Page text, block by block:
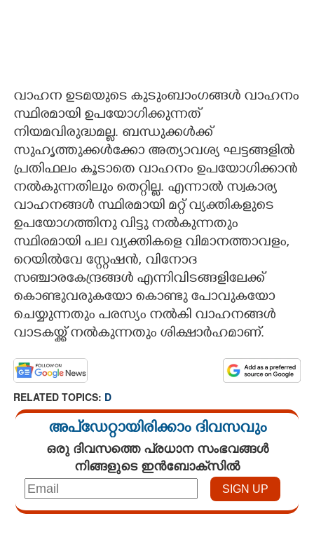
വാഹന ഉടമയുടെ കുടുംബാംഗങ്ങൾ വാഹനം
സ്ഥിരമായി ഉപയോഗിക്കുന്നത്
നിയമവിരുദ്ധമല്ല. ബന്ധുക്കൾക്ക്
സുഹൃത്തുക്കൾക്കോ അത്യാവശ്യ ഘട്ടങ്ങളിൽ
പ്രതിഫലം കൂടാതെ വാഹനം ഉപയോഗിക്കാൻ
നൽകുന്നതിലും തെറ്റില്ല. എന്നാൽ സ്വകാര്യ
വാഹനങ്ങൾ സ്ഥിരമായി മറ്റ് വ്യക്തികളുടെ
ഉപയോഗത്തിനു വിട്ടു നൽകുന്നതും
സ്ഥിരമായി പല വ്യക്തികളെ വിമാനത്താവളം,
റെയിൽവേ സ്റ്റേഷൻ, വിനോദ
സഞ്ചാരകേന്ദ്രങ്ങൾ എന്നിവിടങ്ങളിലേക്ക്
കൊണ്ടുവരുകയോ കൊണ്ടു പോവുകയോ
ചെയ്യുന്നതും പരസ്യം നൽകി വാഹനങ്ങൾ
വാടകയ്ക്ക് നൽകുന്നതും ശിക്ഷാർഹമാണ്.
RELATED TOPICS: D
അപ്ഡേറ്റായിരിക്കാം ദിവസവും
ഒരു ദിവസത്തെ പ്രധാന സംഭവങ്ങൾ
നിങ്ങളുടെ ഇൻബോക്സിൽ